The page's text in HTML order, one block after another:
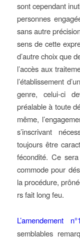
sont cependant
personnes
sans autre
sens de cette
d’autre choix que
l’accès aux
l’établissement
genre, celui-ci
préalable à toute
même,
s’inscrivant
toujours être
fécondité. Ce
commode pour
la procédure,
rs fait long feu.
L’amendement
semblables